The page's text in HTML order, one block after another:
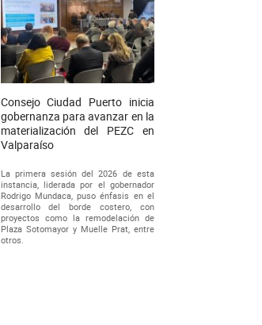
Consejo Ciudad Puerto inicia
gobernanza para avanzar en la
materialización del PEZC en
Valparaíso
La primera sesión del 2026 de esta
instancia, liderada por el gobernador
Rodrigo Mundaca, puso énfasis en el
desarrollo del borde costero, con
proyectos como la remodelación de
Plaza Sotomayor y Muelle Prat, entre
otros.